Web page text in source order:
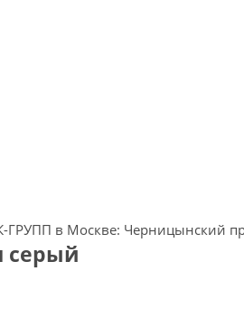
ГРУПП в Москве: Черницынский
серый